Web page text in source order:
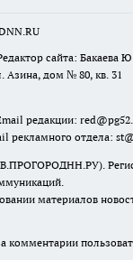
сайта: Бакаева
Азина, дом № 80, кв. 31
редакции:
рекламного отдела:
материалов
комментарии